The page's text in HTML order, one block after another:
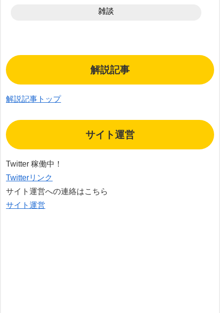
雑談
解説記事
解説記事トップ
サイト運営
Twitter 稼働中！
Twitterリンク
サイト運営への連絡はこちら
サイト運営